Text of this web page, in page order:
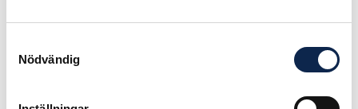
Nödvändig
– Vi kommer också att kämpa för att
får del av regeringens särskilda